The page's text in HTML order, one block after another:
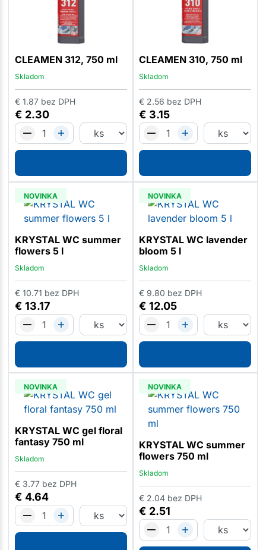
CLEAMEN 312, 750 ml
Skladom
€ 2.30
€ 1.87 bez DPH
CLEAMEN 310, 750 ml
Skladom
€ 3.15
€ 2.56 bez DPH
NOVINKA
KRYSTAL WC summer
flowers 5 l
Skladom
€ 13.17
€ 10.71 bez DPH
NOVINKA
KRYSTAL WC lavender
bloom 5 l
Skladom
€ 12.05
€ 9.80 bez DPH
NOVINKA
KRYSTAL WC gel floral
fantasy 750 ml
Skladom
€ 4.64
€ 3.77 bez DPH
NOVINKA
KRYSTAL WC summer
flowers 750 ml
Skladom
€ 2.51
€ 2.04 bez DPH